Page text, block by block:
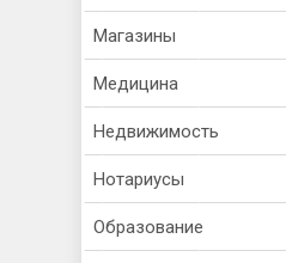
Магазины
Медицина
Недвижимость
Нотариусы
Образование